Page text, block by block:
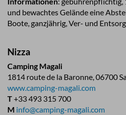
und bewachtes Gelände eine
Boote, ganzjährig, Ver- und
Nizza
Camping Magali
1814 route de la Baronne, 06700
www.camping-magali.com
T+33 493 315 700
M info@camping-magali.com